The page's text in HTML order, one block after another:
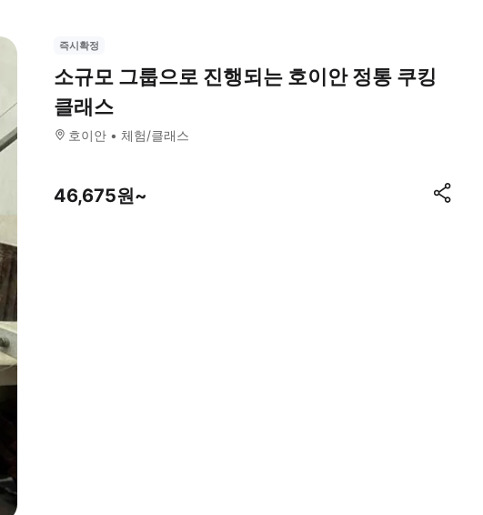
즉시확정
소규모 그룹으로 진행되는 호이안 정통 쿠킹
클래스
호이안 체험/클래스
46,675원~